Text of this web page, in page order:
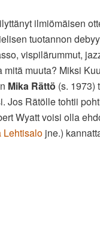
ilmiömäisen
tuotannon
vispilärummut,
muuta? Miksi
Mika Rättö (s. 1973)
Jos Rätölle tohtii
Wyatt voisi olla
Lehtisalo jne.)